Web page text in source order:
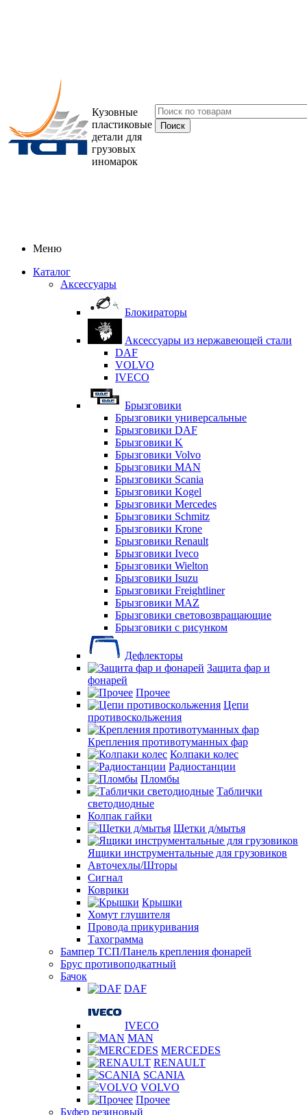
Кузовные
пластиковые
детали для
грузовых
иномарок
Меню
Каталог
Аксессуары
Блокираторы
Аксессуары из нержавеющей стали
DAF
VOLVO
IVECO
Брызговики
Брызговики универсальные
Брызговики DAF
Брызговики K
Брызговики Volvo
Брызговики MAN
Брызговики Scania
Брызговики Kogel
Брызговики Mercedes
Брызговики Schmitz
Брызговики Krone
Брызговики Renault
Брызговики Iveco
Брызговики Wielton
Брызговики Isuzu
Брызговики Freightliner
Брызговики MAZ
Брызговики световозвращающие
Брызговики с рисунком
Дефлекторы
Защита фар и
фонарей
Прочее
Цепи
противоскольжения
Крепления противотуманных фар
Колпаки колес
Радиостанции
Пломбы
Таблички
светодиодные
Колпак гайки
Щетки д/мытья
Ящики инструментальные для грузовиков
Авточехлы/Шторы
Сигнал
Коврики
Крышки
Хомут глушителя
Провода прикуривания
Тахограмма
Бампер ТСП/Панель крепления фонарей
Брус противоподкатный
Бачок
DAF
IVECO
MAN
MERCEDES
RENAULT
SCANIA
VOLVO
Прочее
Буфер резиновый